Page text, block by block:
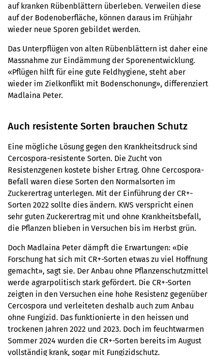
auf kranken Rübenblättern überleben. Verweilen diese
auf der Bodenoberfläche, können daraus im Frühjahr
wieder neue Sporen gebildet werden.
Das Unterpflügen von alten Rübenblättern ist daher eine
Massnahme zur Eindämmung der Sporenentwicklung.
«Pflügen hilft für eine gute Feldhygiene, steht aber
wieder im Zielkonflikt mit Bodenschonung», differenziert
Madlaina Peter.
Auch resistente Sorten brauchen Schutz
Eine mögliche Lösung gegen den Krankheitsdruck sind
Cercospora-resistente Sorten. Die Zucht von
Resistenzgenen kostete bisher Ertrag. Ohne Cercospora-
Befall waren diese Sorten den Normalsorten im
Zuckerertrag unterlegen. Mit der Einführung der CR+-
Sorten 2022 sollte dies ändern. KWS verspricht einen
sehr guten Zuckerertrag mit und ohne Krankheitsbefall,
die Pflanzen blieben in Versuchen bis im Herbst grün.
Doch Madlaina Peter dämpft die Erwartungen: «Die
Forschung hat sich mit CR+-Sorten etwas zu viel Hoffnung
gemacht», sagt sie. Der Anbau ohne Pflanzenschutzmittel
werde agrarpolitisch stark gefördert. Die CR+-Sorten
zeigten in den Versuchen eine hohe Resistenz gegenüber
Cercospora und verleiteten deshalb auch zum Anbau
ohne Fungizid. Das funktionierte in den heissen und
trockenen Jahren 2022 und 2023. Doch im feuchtwarmen
Sommer 2024 wurden die CR+-Sorten bereits im August
vollständig krank, sogar mit Fungizidschutz.